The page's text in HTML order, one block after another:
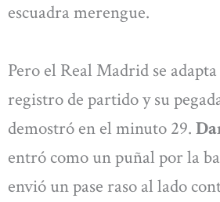
escuadra merengue.
Pero el Real Madrid se
registro de partido y su
demostró en el minuto 29.
entró como un puñal por la
envió un pase raso al lado